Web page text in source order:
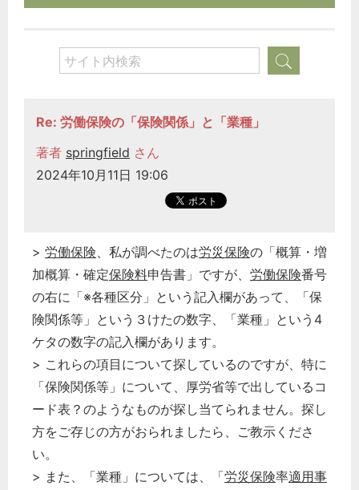
Re: 労働保険の「保険関係」と「業種」
著者 springfield さん
2024年10月11日 19:06
> 労働保険、私が調べたのは労災保険の「概算・増
加概算・確定保険料申告書」ですが、 労働保険番号
の右に「※各種区分」という記入欄があって、「保
険関係等」という３けたの数字、「業種」という4
ケタの数字の記入欄があります。
> これらの項目について探しているのですが、特に
「保険関係等」について、厚労省等で出しているコ
ード表？のようなものが探し当てられません。探し
方をご存じの方がおられましたら、ご教示くださ
い。
> また、「業種」については、「労災保険率適用事